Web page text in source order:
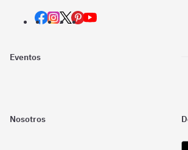
Eventos
Nosotros